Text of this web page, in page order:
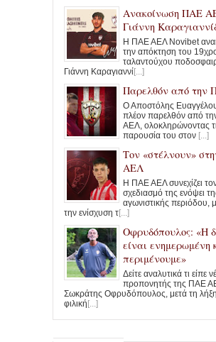
Ανακοίνωση ΠΑΕ
Γιάννη
Η ΠΑΕ ΑΕΛ Novibet
την απόκτηση του
ταλαντούχου
Γιάννη Καραγιαννί[...]
Παρελθόν από την
Ο Αποστόλης
πλέον παρελθόν από
ΑΕΛ, ολοκληρώνοντας
παρουσία του στον [...]
Τον «στέλνουν»
ΑΕΛ
Η ΠΑΕ ΑΕΛ συνεχίζει
σχεδιασμό της ενόψει
αγωνιστικής περιόδου,
την ενίσχυση τ[...]
Οφρυδόπουλος: «Η
είναι ενημερωμένη
περιμένουμε»
Δείτε αναλυτικά τι είπε
προπονητής της ΠΑΕ
Σωκράτης Οφρυδόπουλος, μετά τη
φιλική[...]